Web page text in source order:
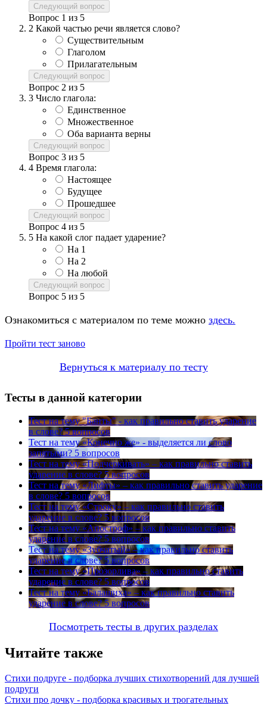
Следующий вопрос
Вопрос 1 из 5
2 Какой частью речи является слово?
Существительным
Глаголом
Прилагательным
Следующий вопрос
Вопрос 2 из 5
3 Число глагола:
Единственное
Множественное
Оба варианта верны
Следующий вопрос
Вопрос 3 из 5
4 Время глагола:
Настоящее
Будущее
Прошедшее
Следующий вопрос
Вопрос 4 из 5
5 На какой слог падает ударение?
На 1
На 2
На любой
Следующий вопрос
Вопрос 5 из 5
Ознакомиться с материалом по теме можно здесь.
Пройти тест заново
Вернуться к материалу по тесту
Тесты в данной категории
Тест на тему "Банты" - как правильно ставить ударение
в слове? 5 вопросов
Тест на тему «Конечно же» - выделяется ли слово
запятыми? 5 вопросов
Тест на тему «Подчеркивать» – как правильно ставить
ударение в слове? 5 вопросов
Тест на тему «Лифты» – как правильно ставить ударение
в слове? 5 вопросов
Тест на тему «Строку» – как правильно ставить
ударение в слове? 5 вопросов
Тест на тему «Апостроф» – как правильно ставить
ударение в слове? 5 вопросов
Тест на тему «Зубчатый» – как правильно ставить
ударение в слове? 5 вопросов
Тест на тему «Прозорлива» – как правильно ставить
ударение в слове? 5 вопросов
Тест на тему «Балашиха» – как правильно ставить
ударение в слове? 5 вопросов
Посмотреть тесты в других разделах
Читайте также
Стихи подруге - подборка лучших стихотворений для лучшей
подруги
Стихи про дочку - подборка красивых и трогательных